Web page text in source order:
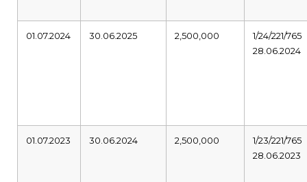
01.07.2024 30.06.2025 2,500,000
1/24/221/765
28.06.2024
01.07.2023 30.06.2024 2,500,000
1/23/221/765
28.06.2023